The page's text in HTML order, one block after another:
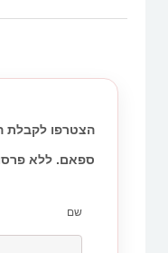
הצטרפו לקבלת
ספאם. ללא
שם